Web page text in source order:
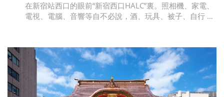
在新宿站西口的眼前“新宿西口HALC”裏。照相機、家電、
電視、電腦、音響等自不必說，酒、玩具、被子、自行 …